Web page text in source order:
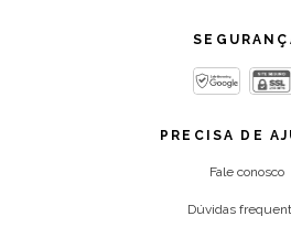
PRECISA DE
Fale conosco
Dúvidas